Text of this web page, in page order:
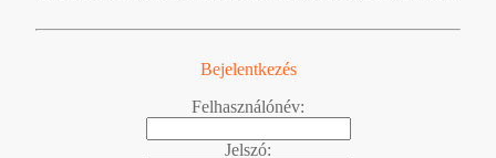
Bejelentkezés
Felhasználónév:
Jelszó: